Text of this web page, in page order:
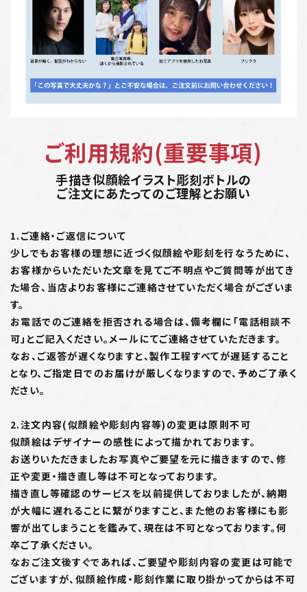
ご利用規約(重要事項)
手描き似顔絵イラスト彫刻ボトルの
ご注文にあたってのご理解とお願い
1.ご連絡・ご返信について
少しでもお客様の理想に近づく似顔絵や彫刻を行なうために、
お客様からいただいた文章を見てご不明点やご質問等が出てき
た場合、当店よりお客様にご連絡させていただく場合がございま
す。
お電話でのご連絡を拒否される場合は、備考欄に「電話相談不
可」とご記入ください。メールにてご連絡させていただきます。
なお、ご返答が遅くなりますと、製作工程すべてが遅延すること
となり、ご指定日でのお届けが厳しくなりますので、予めご了承く
ださい。
2.注文内容(似顔絵や彫刻内容等)の変更は原則不可
似顔絵はデザイナーの感性によって描かれております。
お送りいただきましたお写真やご要望を元に描きますので、修
正や変更・描き直し等は不可となっております。
描き直し等確認のサービスを以前提供しておりましたが、納期
が大幅に遅れることに繋がりますこと、また他のお客様にも影
響が出てしまうことを鑑みて、現在は不可となっております。何
卒ご了承ください。
なおご注文後すぐであれば、ご要望や彫刻内容の変更は可能で
ございますが、似顔絵作成・彫刻作業に取り掛かってからは不可